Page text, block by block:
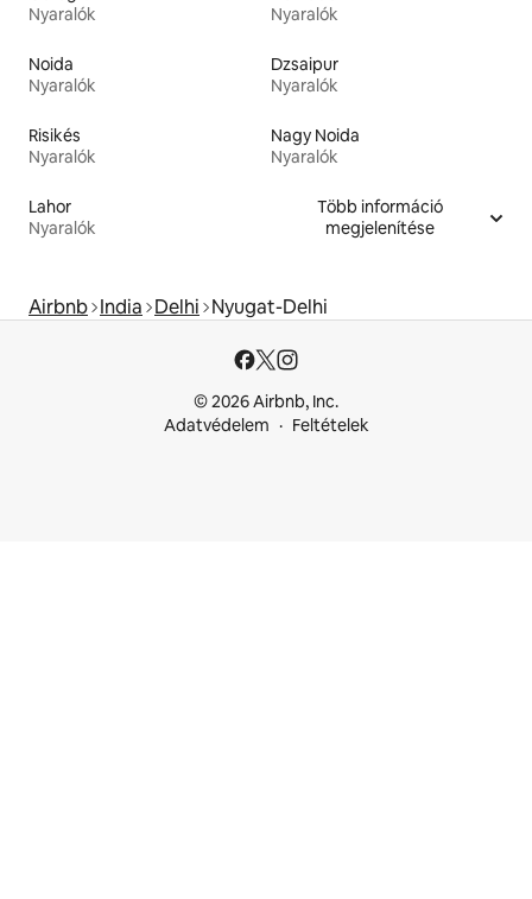
Nyaralók
Nyaralók
Noida
Nyaralók
Dzsaipur
Nyaralók
Risikés
Nyaralók
Nagy Noida
Nyaralók
Lahor
Nyaralók
Több információ
megjelenítése
Airbnb India Delhi Nyugat-Delhi
© 2026 Airbnb, Inc.
Adatvédelem
Feltételek